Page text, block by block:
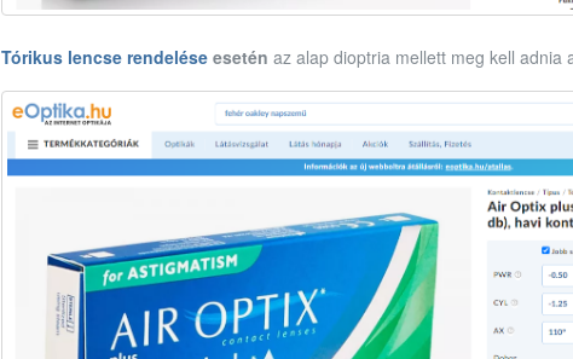
Tórikus lencse rendeléseesetén az alap dioptria mellett meg kell adnia